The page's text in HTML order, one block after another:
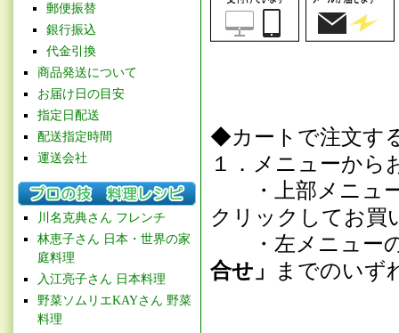
郵便振替
銀行振込
代金引換
商品発送について
お届け日の目安
指定日配送
配送指定時間
運送会社
川名克典さん フレンチ
林恵子さん 日本・世界の家
庭料理
入江亮子さん 日本料理
野菜ソムリエKAYさん 野菜
料理
◆カートで注文す
１．メニューから
・上部メニュ
クリックしてお買
・左メニュー
合せ」
までのいず